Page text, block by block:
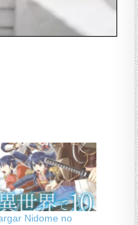
Nidome no